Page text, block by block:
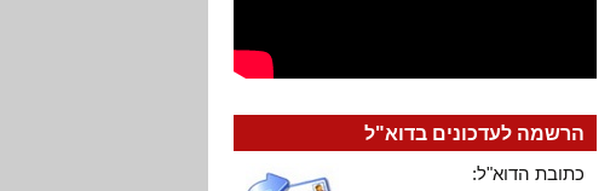
הרשמה לעדכונים בדוא"ל
כתובת הדוא"ל: